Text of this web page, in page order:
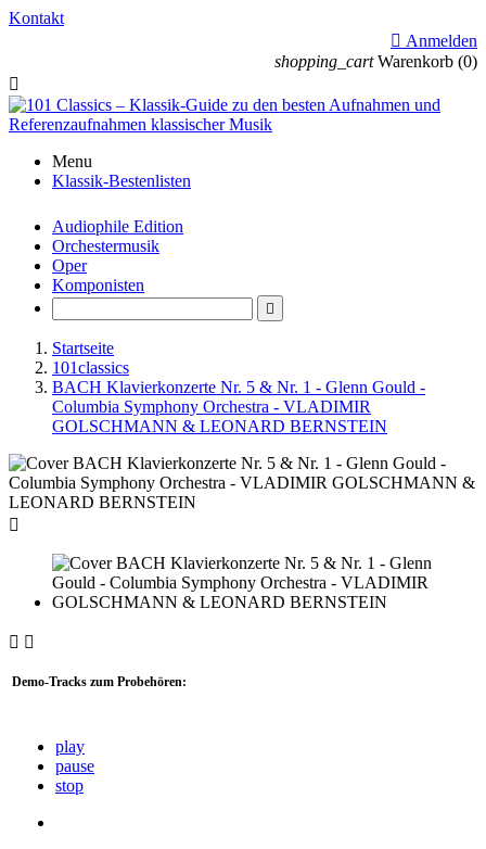
Kontakt
 Anmelden
shopping_cart Warenkorb (0)

Menu
Klassik-Bestenlisten
Audiophile Edition
Orchestermusik
Oper
Komponisten

Startseite
101classics
BACH Klavierkonzerte Nr. 5 & Nr. 1 - Glenn Gould -
Columbia Symphony Orchestra - VLADIMIR
GOLSCHMANN & LEONARD BERNSTEIN

 
Demo-Tracks zum Probehören:
play
pause
stop